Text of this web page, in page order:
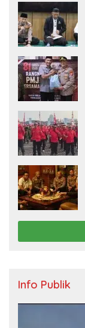
Info Publik